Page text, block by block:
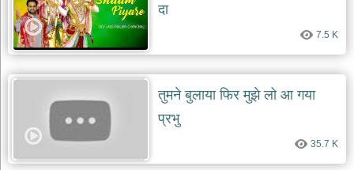
दा
7.5 K
तुमने बुलाया फिर मुझे लो आ गया
प्रभु
35.7 K